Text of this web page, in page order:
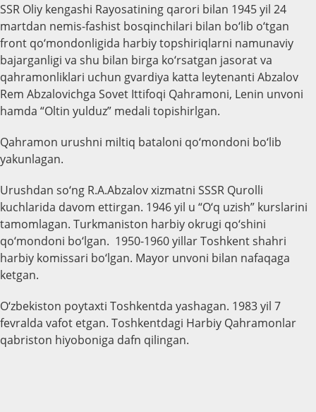
SSR Oliy kengashi Rayosatining qarori bilan 1945 yil 24
martdan nemis-fashist bosqinchilari bilan bo‘lib o‘tgan
front qo‘mondonligida harbiy topshiriqlarni namunaviy
bajarganligi va shu bilan birga ko‘rsatgan jasorat va
qahramonliklari uchun gvardiya katta leytenanti Abzalov
Rem Abzalovichga Sovet Ittifoqi Qahramoni, Lenin unvoni
hamda “Oltin yulduz” medali topishirlgan.
Qahramon urushni miltiq bataloni qo‘mondoni bo‘lib
yakunlagan.
Urushdan so‘ng R.A.Abzalov xizmatni SSSR Qurolli
kuchlarida davom ettirgan. 1946 yil u “O‘q uzish” kurslarini
tamomlagan. Turkmaniston harbiy okrugi qo‘shini
qo‘mondoni bo‘lgan. 1950-1960 yillar Toshkent shahri
harbiy komissari bo‘lgan. Mayor unvoni bilan nafaqaga
ketgan.
O‘zbekiston poytaxti Toshkentda yashagan. 1983 yil 7
fevralda vafot etgan. Toshkentdagi Harbiy Qahramonlar
qabriston hiyoboniga dafn qilingan.